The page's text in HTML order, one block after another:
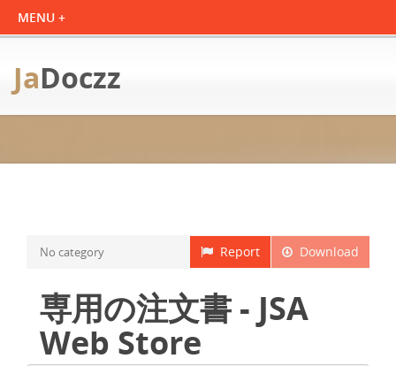
JaDoczz
Download
Report
No category
専用の注文書 - JSA
Web Store